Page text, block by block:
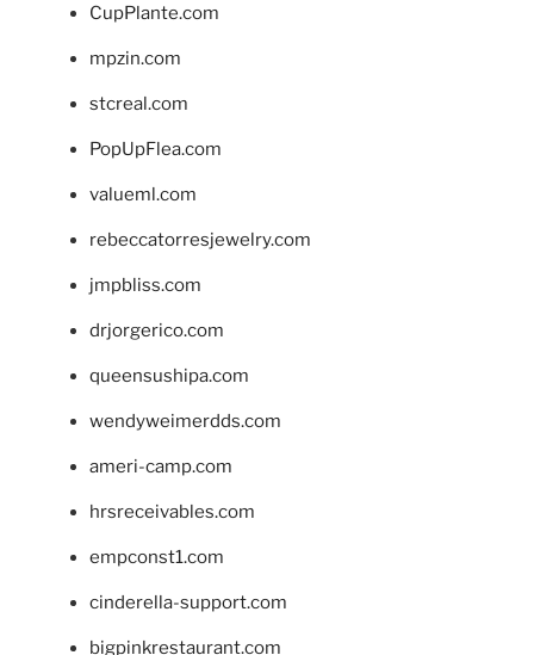
CupPlante.com
mpzin.com
stcreal.com
PopUpFlea.com
valueml.com
rebeccatorresjewelry.com
jmpbliss.com
drjorgerico.com
queensushipa.com
wendyweimerdds.com
ameri-camp.com
hrsreceivables.com
empconst1.com
cinderella-support.com
bigpinkrestaurant.com